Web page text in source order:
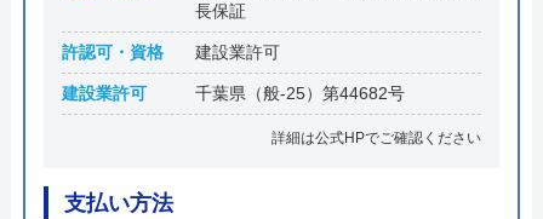
長保証
許認可・資格 建設業許可
建設業許可 千葉県（般-25）第44682号
詳細は公式HPでご確認ください
支払い方法